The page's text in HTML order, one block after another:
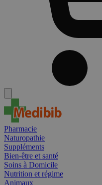
Pharmacie
Naturopathie
Suppléments
Bien-être et santé
Soins à Domicile
Nutrition et régime
Animaux